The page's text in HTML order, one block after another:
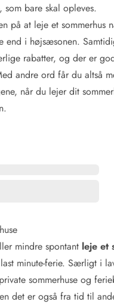
som bare skal opleves.
på at leje et sommerhus
end i højsæsonen.
rabatter, og der er
andre ord får du altså
når du lejer dit
mindre spontant leje et
minute-ferie. Særligt i
sommerhuse og
det er også fra tid til